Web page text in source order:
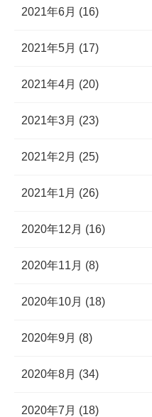
2021年6月 (16)
2021年5月 (17)
2021年4月 (20)
2021年3月 (23)
2021年2月 (25)
2021年1月 (26)
2020年12月 (16)
2020年11月 (8)
2020年10月 (18)
2020年9月 (8)
2020年8月 (34)
2020年7月 (18)